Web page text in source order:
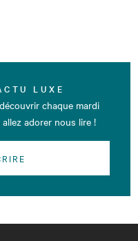
LUXE
chaque mardi
adorer nous lire !